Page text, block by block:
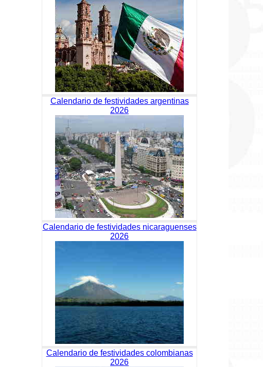
Calendario de festividades argentinas
2026
Calendario de festividades nicaraguenses
2026
Calendario de festividades colombianas
2026